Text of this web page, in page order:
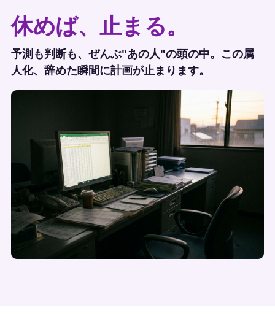
休めば、止まる。
予測も判断も、ぜんぶ"あの人"の頭の中。この属
人化、辞めた瞬間に計画が止まります。